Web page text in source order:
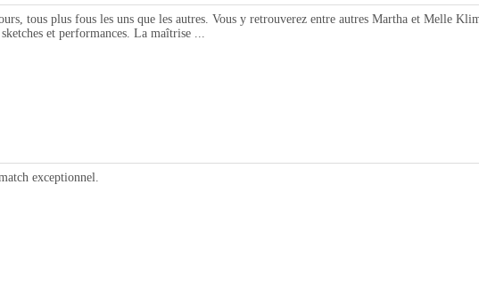
tous plus fous les uns que les autres. Vous y retrouverez entre autres Martha et Melle
sketches et performances. La maîtrise ...
exceptionnel.